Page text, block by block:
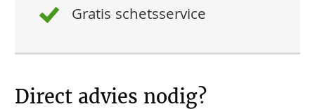
Gratis schetsservice
Direct advies nodig?